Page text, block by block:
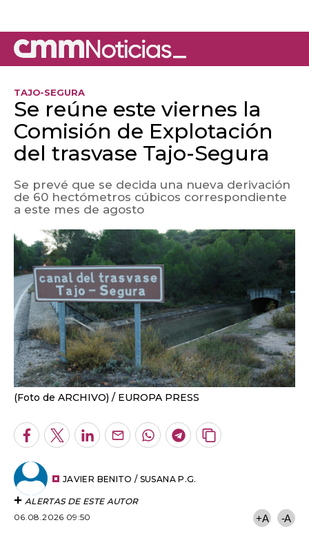
TAJO-SEGURA
Se reúne este viernes la
Comisión de Explotación
del trasvase Tajo-Segura
Se prevé que se decida una nueva derivación
de 60 hectómetros cúbicos correspondiente
a este mes de agosto
(Foto de ARCHIVO) EUROPA PRESS
Facebook
TwitterLinkedInEnviarWhatsapp
Telegram
Copiar
JAVIER BENITO / SUSANA P.G.
ALERTAS DE ESTE AUTOR
06.08.2026 09:50
+A -A